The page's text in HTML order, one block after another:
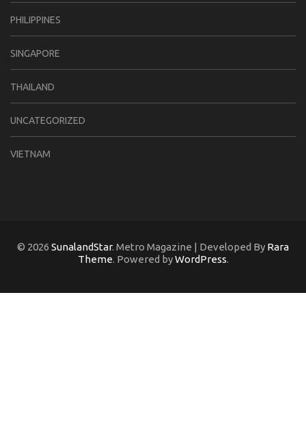
PHILIPPINES
SINGAPORE
THAILAND
UNCATEGORIZED
VIETNAM
© 2026 SunalandStar. Metro Magazine | Developed By Rara
Theme. Powered byWordPress.